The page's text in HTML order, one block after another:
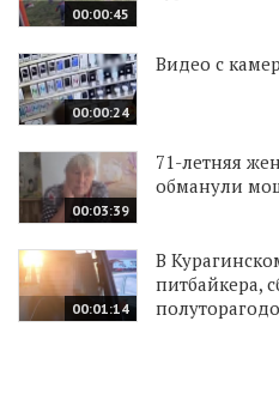
00:00:45
00:00:24
Видео с
00:03:39
71-летняя
обманули
00:01:14
В
питбайкера,